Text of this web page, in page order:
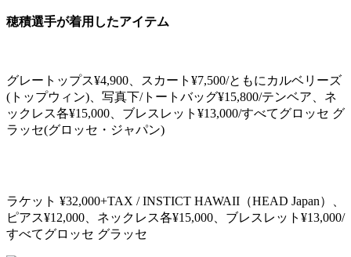
穂積選手が着用したアイテム
グレートップス¥4,900、スカート¥7,500/ともにカルベリーズ
(トップウィン)、写真下/トートバッグ¥15,800/テンベア、ネ
ックレス各¥15,000、ブレスレット¥13,000/すべてグロッセ グ
ラッセ(グロッセ・ジャパン)
ラケット ¥32,000+TAX / INSTICT HAWAII（HEAD Japan）、
ピアス¥12,000、ネックレス各¥15,000、ブレスレット¥13,000/
すべてグロッセ グラッセ